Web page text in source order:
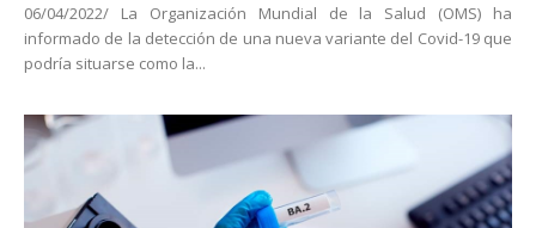
06/04/2022/ La Organización Mundial de la Salud (OMS) ha
informado de la detección de una nueva variante del Covid-19 que
podría situarse como la...